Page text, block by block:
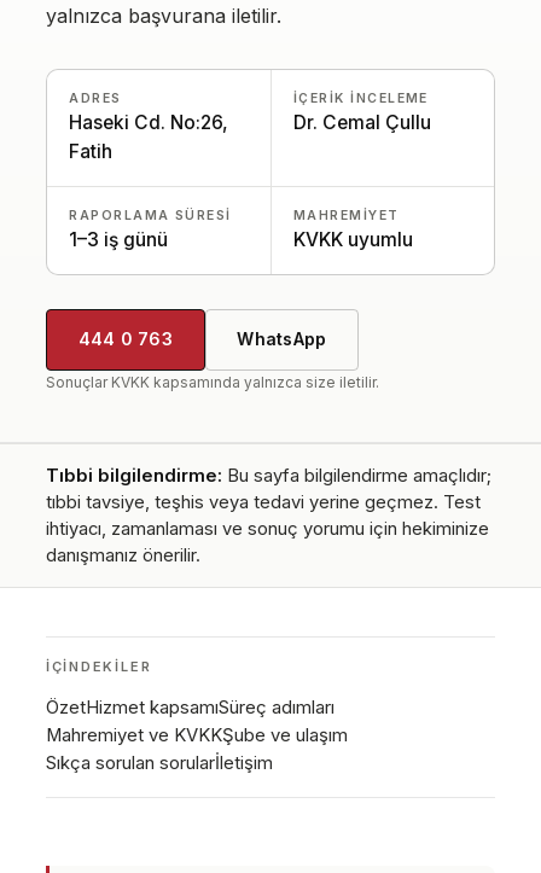
yalnızca başvurana iletilir.
ADRES
Haseki Cd. No:26,
Fatih
İÇERIK INCELEME
Dr. Cemal Çullu
RAPORLAMA SÜRESI
1–3 iş günü
MAHREMIYET
KVKK uyumlu
444 0 763 WhatsApp
Sonuçlar KVKK kapsamında yalnızca size iletilir.
Tıbbi bilgilendirme: Bu sayfa bilgilendirme amaçlıdır;
tıbbi tavsiye, teşhis veya tedavi yerine geçmez. Test
ihtiyacı, zamanlaması ve sonuç yorumu için hekiminize
danışmanız önerilir.
İÇINDEKILER
ÖzetHizmet kapsamıSüreç adımları
Mahremiyet ve KVKKŞube ve ulaşım
Sıkça sorulan sorularİletişim